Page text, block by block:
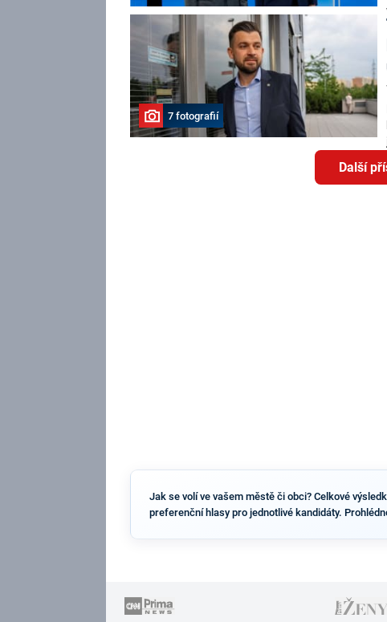
7 fotografií
Další
Jak se volí ve vašem městě či obci? Celkové
preferenční hlasy pro jednotlivé kandidáty.